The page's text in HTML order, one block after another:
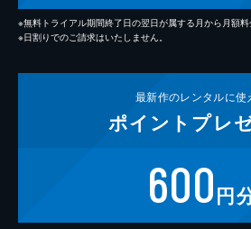
※無料トライアル期間終了日の翌日が属する月から月額料
※日割りでのご請求はいたしません。
最新作のレンタルに使
ポイント プレ
600円